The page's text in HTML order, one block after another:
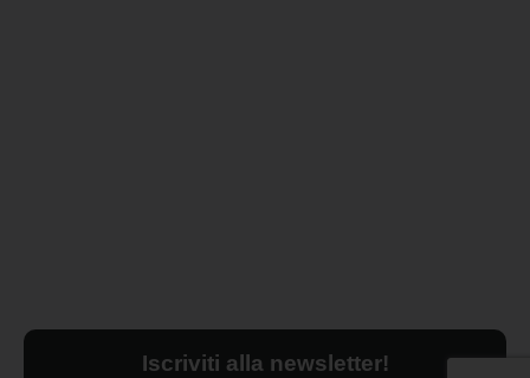
Iscriviti alla newsletter!